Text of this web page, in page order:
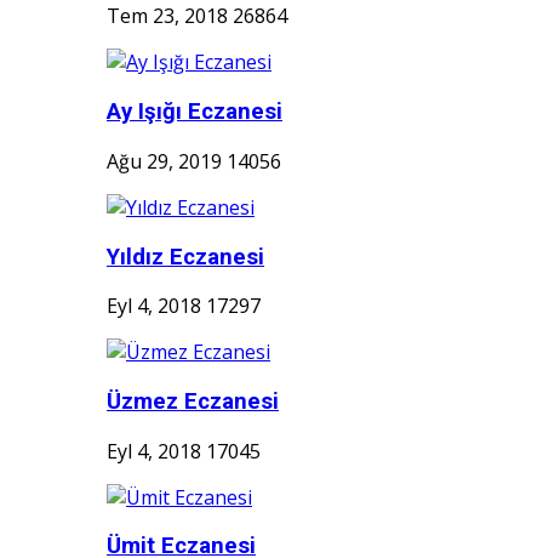
Tem 23, 2018 26864
Ay Işığı Eczanesi
Ağu 29, 2019 14056
Yıldız Eczanesi
Eyl 4, 2018 17297
Üzmez Eczanesi
Eyl 4, 2018 17045
Ümit Eczanesi